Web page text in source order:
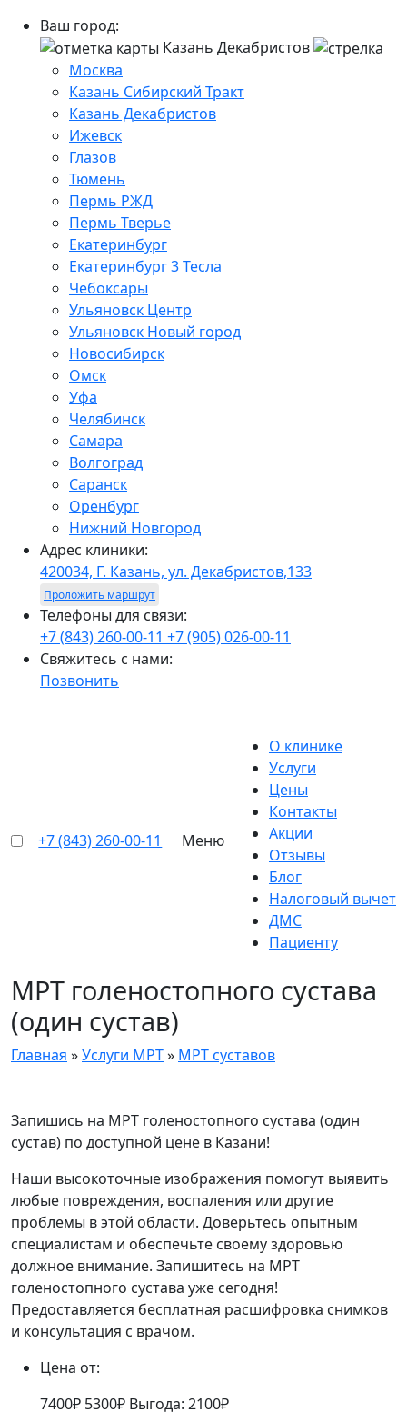
Ваш город:
Казань Декабристов
Москва
Казань Сибирский Тракт
Казань Декабристов
Ижевск
Глазов
Тюмень
Пермь РЖД
Пермь Тверье
Екатеринбург
Екатеринбург 3 Тесла
Чебоксары
Ульяновск Центр
Ульяновск Новый город
Новосибирск
Омск
Уфа
Челябинск
Самара
Волгоград
Саранск
Оренбург
Нижний Новгород
Адрес клиники:
420034, Г. Казань, ул. Декабристов,133
Проложить маршрут
Телефоны для связи:
+7 (843) 260-00-11 +7 (905) 026-00-11
Свяжитесь с нами:
Позвонить
+7 (843) 260-00-11 Меню
О клинике
Услуги
Цены
Контакты
Акции
Отзывы
Блог
Налоговый вычет
ДМС
Пациенту
МРТ голеностопного сустава
(один сустав)
Главная »Услуги МРТ» МРТ суставов
Запишись на МРТ голеностопного сустава (один
сустав) по доступной цене в Казани!
Наши высокоточные изображения помогут выявить
любые повреждения, воспаления или другие
проблемы в этой области. Доверьтесь опытным
специалистам и обеспечьте своему здоровью
должное внимание. Запишитесь на МРТ
голеностопного сустава уже сегодня!
Предоставляется бесплатная расшифровка снимков
и консультация с врачом.
Цена от:
7400₽ 5300₽ Выгода: 2100₽